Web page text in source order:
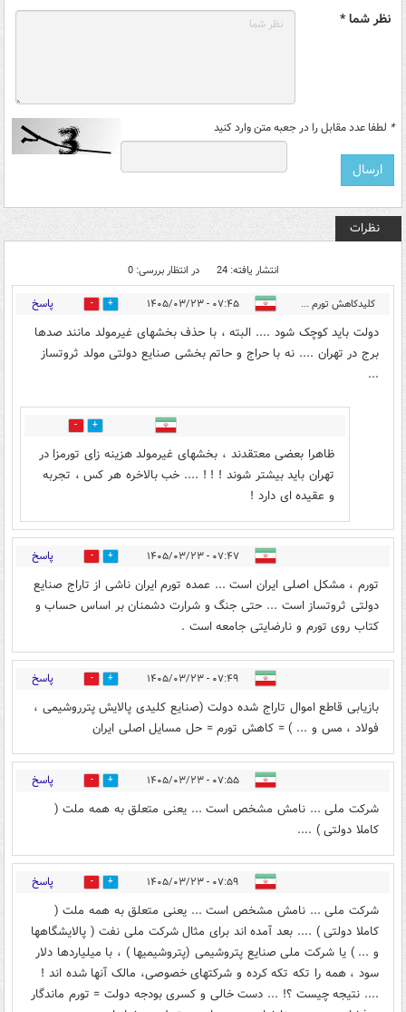
نظر شما *
* لطفا عدد مقابل را در جعبه متن وارد کنید
نظرات
انتشار یافته: 24 در انتظار بررسی: 0
کلیدکاهش تورم ... ۰۷:۴۵ - ۱۴۰۵/۰۳/۲۳ 6 پاسخ
دولت باید کوچک شود .... البته ، با حذف بخشهای غیرمولد مانند صدها
برج در تهران .... نه با حراج و حاتم بخشی صنایع دولتی مولد ثروتساز
...
1
ظاهرا بعضی معتقدند ، بخشهای غیرمولد هزینه زای تورمزا در
تهران باید بیشتر شوند ! ! ! .... خب بالاخره هر کس ، تجربه
و عقیده ای دارد !
۰۷:۴۷ - ۱۴۰۵/۰۳/۲۳ 3 پاسخ
تورم ، مشکل اصلی ایران است ... عمده تورم ایران ناشی از تاراج صنایع
دولتی ثروتساز است ... حتی جنگ و شرارت دشمنان بر اساس حساب و
کتاب روی تورم و نارضایتی جامعه است .
۰۷:۴۹ - ۱۴۰۵/۰۳/۲۳ 5 پاسخ
بازیابی قاطع اموال تاراج شده دولت (صنایع کلیدی پالایش پترروشیمی ،
فولاد ، مس و ... ) = کاهش تورم = حل مسایل اصلی ایران
۰۷:۵۵ - ۱۴۰۵/۰۳/۲۳ 1 پاسخ
شرکت ملی ... نامش مشخص است ... یعنی متعلق به همه ملت (
کاملا دولتی ) ....
۰۷:۵۹ - ۱۴۰۵/۰۳/۲۳ 5 پاسخ
شرکت ملی ... نامش مشخص است ... یعنی متعلق به همه ملت (
کاملا دولتی ) .... بعد آمده اند برای مثال شرکت ملی نفت ( پالایشگاهها
و ... ) یا شرکت ملی صنایع پتروشیمی (پتروشیمیها ) ، با میلیاردها دلار
سود ، همه را تکه تکه کرده و شرکتهای خصوصی، مالک آنها شده اند !
.... نتیجه چیست ؟! ... دست خالی و کسری بودجه دولت = تورم ماندگار